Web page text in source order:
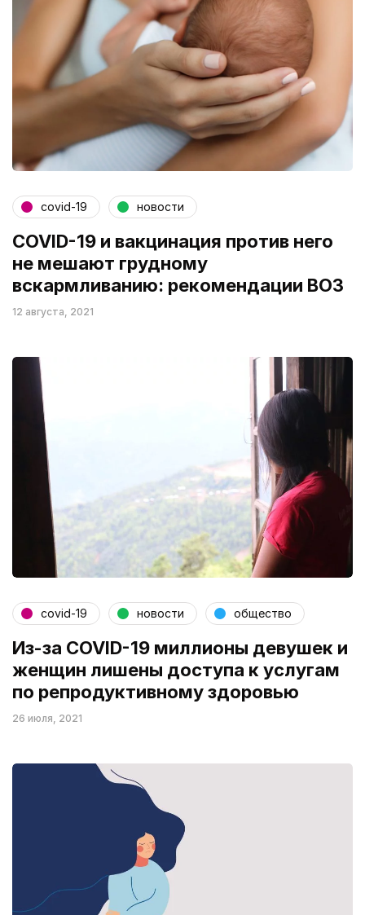
covid-19 новости
COVID-19 и вакцинация против него
не мешают грудному
вскармливанию: рекомендации ВОЗ
12 августа, 2021
covid-19 новости общество
Из-за COVID-19 миллионы девушек и
женщин лишены доступа к услугам
по репродуктивному здоровью
26 июля, 2021